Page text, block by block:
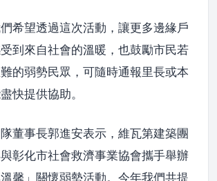
希望透過這次活動，讓更多邊緣戶
到來自社會的溫暖，也鼓勵市民若
的弱勢民眾，可隨時通報里長或本
快提供協助。
董事長郭進安表示，維瓦第建築團
彰化市社會救濟事業協會攜手舉辦
溫馨」關懷弱勢活動。今年我們共提